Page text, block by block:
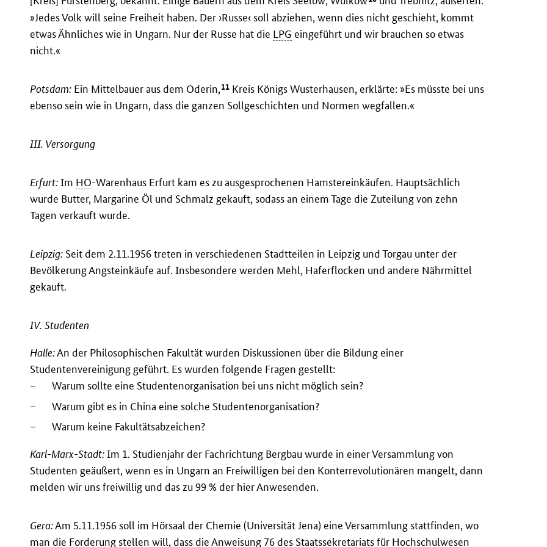
»Jedes Volk will seine Freiheit haben. Der ›Russe‹ soll abziehen, wenn dies nicht geschieht, kommt
etwas Ähnliches wie in Ungarn. Nur der Russe hat die LPG eingeführt und wir brauchen so etwas
nicht.«
Potsdam: Ein Mittelbauer aus dem Oderin,11 Kreis Königs Wusterhausen, erklärte: »Es müsste bei uns
ebenso sein wie in Ungarn, dass die ganzen Sollgeschichten und Normen wegfallen.«
III. Versorgung
Erfurt:Im HO-Warenhaus Erfurt kam es zu ausgesprochenen Hamstereinkäufen. Hauptsächlich
wurde Butter, Margarine Öl und Schmalz gekauft, sodass an einem Tage die Zuteilung von zehn
Tagen verkauft wurde.
Leipzig: Seit dem 2.11.1956 treten in verschiedenen Stadtteilen in Leipzig und Torgau unter der
Bevölkerung Angsteinkäufe auf. Insbesondere werden Mehl, Haferflocken und andere Nährmittel
gekauft.
IV. Studenten
Halle:An der Philosophischen Fakultät wurden Diskussionen über die Bildung einer
Studentenvereinigung geführt. Es wurden folgende Fragen gestellt:
–
Warum sollte eine Studentenorganisation bei uns nicht möglich sein?
–
Warum gibt es in China eine solche Studentenorganisation?
–
Warum keine Fakultätsabzeichen?
Karl-Marx-Stadt:Im 1. Studienjahr der Fachrichtung Bergbau wurde in einer Versammlung von
Studenten geäußert, wenn es in Ungarn an Freiwilligen bei den Konterrevolutionären mangelt, dann
melden wir uns freiwillig und das zu 99 % der hier Anwesenden.
Gera:Am 5.11.1956 soll im Hörsaal der Chemie (Universität Jena) eine Versammlung stattfinden, wo
man die Forderung stellen will, dass die Anweisung 76 des Staatssekretariats für Hochschulwesen